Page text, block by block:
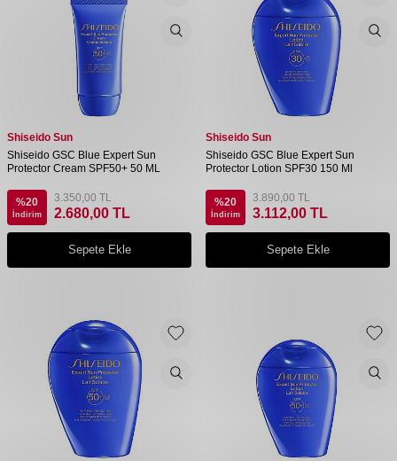
Shiseido Sun
Shiseido GSC Blue Expert Sun
Protector Cream SPF50+ 50 ML
%20
İndirim
3.350,00 TL
2.680,00 TL
Sepete Ekle
Shiseido Sun
Shiseido GSC Blue Expert Sun
Protector Lotion SPF30 150 Ml
%20
İndirim
3.890,00 TL
3.112,00 TL
Sepete Ekle